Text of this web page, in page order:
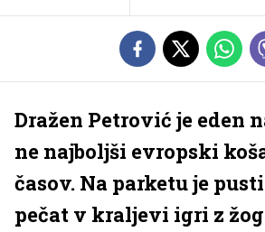
Dražen Petrović je eden
ne najboljši evropski
časov. Na parketu je
pečat v kraljevi igri z